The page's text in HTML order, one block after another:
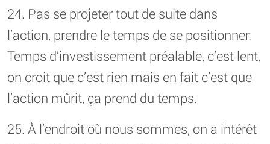
24. Pas se projeter tout de suite dans
l’action, prendre le temps de se positionner.
Temps d’investissement préalable, c’est lent,
on croit que c’est rien mais en fait c’est que
l’action mûrit, ça prend du temps.
25. À l’endroit où nous sommes, on a intérêt